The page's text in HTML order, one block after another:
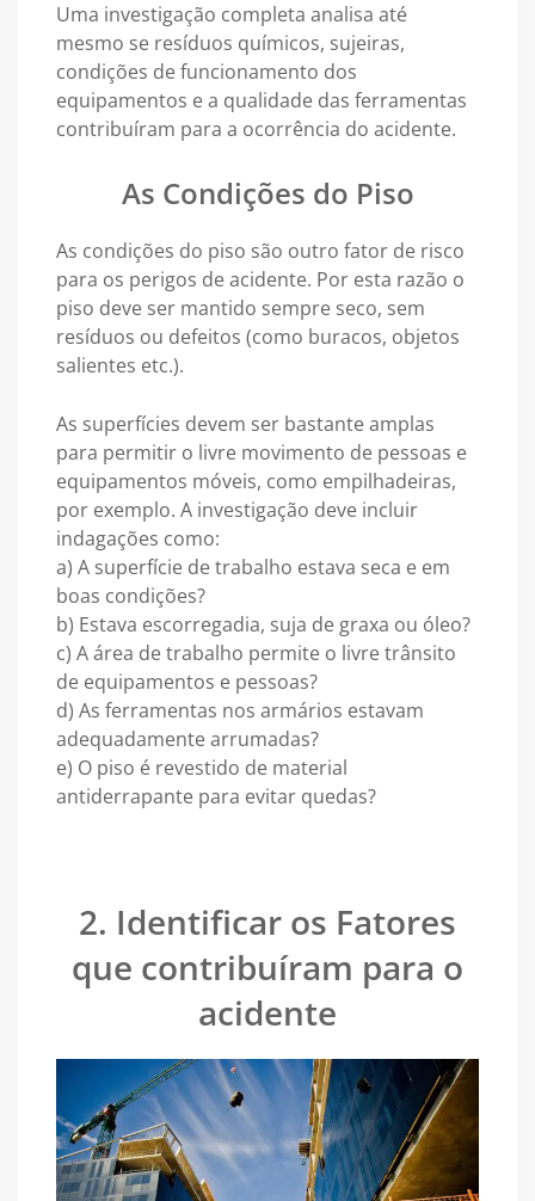
Uma investigação completa analisa até
mesmo se resíduos químicos, sujeiras,
condições de funcionamento dos
equipamentos e a qualidade das ferramentas
contribuíram para a ocorrência do acidente.
As Condições do Piso
As condições do piso são outro fator de risco
para os perigos de acidente. Por esta razão o
piso deve ser mantido sempre seco, sem
resíduos ou defeitos (como buracos, objetos
salientes etc.).
As superfícies devem ser bastante amplas
para permitir o livre movimento de pessoas e
equipamentos móveis, como empilhadeiras,
por exemplo. A investigação deve incluir
indagações como:
a) A superfície de trabalho estava seca e em
boas condições?
b) Estava escorregadia, suja de graxa ou óleo?
c) A área de trabalho permite o livre trânsito
de equipamentos e pessoas?
d) As ferramentas nos armários estavam
adequadamente arrumadas?
e) O piso é revestido de material
antiderrapante para evitar quedas?
2. Identificar os Fatores
que contribuíram para o
acidente